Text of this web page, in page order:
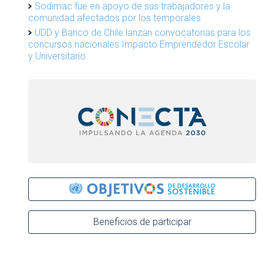
Sodimac fue en apoyo de sus trabajadores y la
comunidad afectados por los temporales
UDD y Banco de Chile lanzan convocatorias para los
concursos nacionales Impacto Emprendedor Escolar
y Universitario
Beneficios de participar